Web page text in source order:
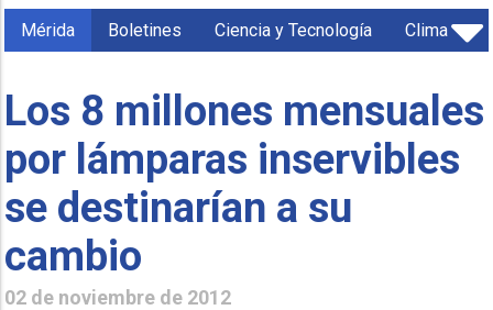
Mérida Boletines Ciencia y Tecnología Clima
Los 8 millones mensuales
por lámparas inservibles
se destinarían a su
cambio
02 de noviembre de 2012